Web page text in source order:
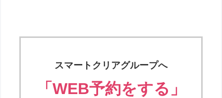
スマートクリアグループへ
「WEB予約をする」